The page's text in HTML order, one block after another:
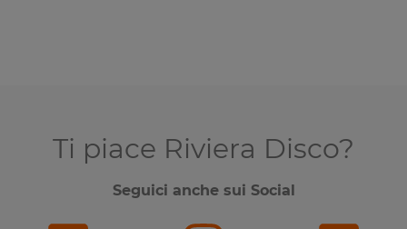
Ti piace Riviera Disco?
Seguici anche sui Social